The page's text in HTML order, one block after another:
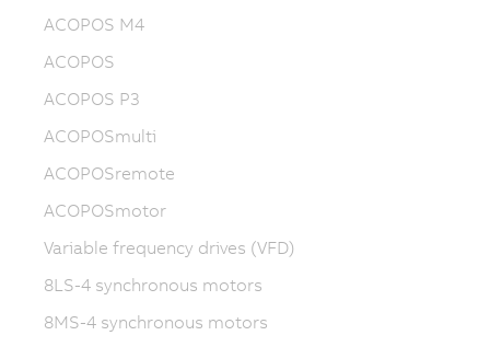
ACOPOS M4
ACOPOS
ACOPOS P3
ACOPOSmulti
ACOPOSremote
ACOPOSmotor
Variable frequency drives (VFD)
8LS-4 synchronous motors
8MS-4 synchronous motors